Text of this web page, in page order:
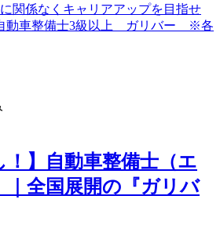
！】自動車整備士（エ
｜全国展開の『ガリバ